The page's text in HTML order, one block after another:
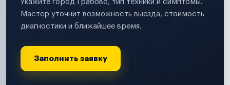
Укажите город Грабово, тип техники и симптомы.
Мастер уточнит возможность выезда, стоимость
диагностики и ближайшее время.
Заполнить заявку